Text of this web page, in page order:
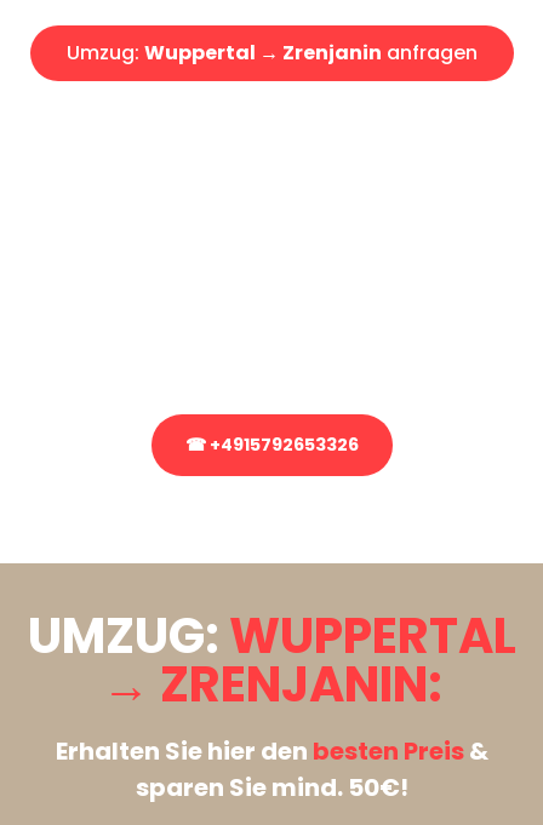
Umzug: Wuppertal → Zrenjanin anfragen
☎ +4915792653326
UMZUG:WUPPERTAL
→ ZRENJANIN:
Erhalten Sie hier den besten Preis&
sparen Sie mind. 50€!